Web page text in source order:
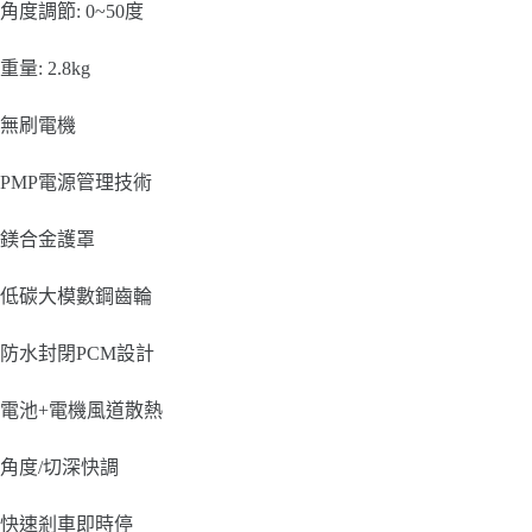
角度調節: 0~50度
重量: 2.8kg
無刷電機
PMP電源管理技術
鎂合金護罩
低碳大模數鋼齒輪
防水封閉PCM設計
電池+電機風道散熱
角度/切深快調
快速剎車即時停